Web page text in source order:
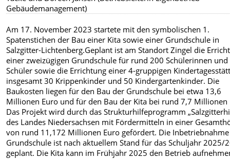
Gebäudemanagement)
Am 17. November 2023 startete mit den symbolischen 1.
Spatenstichen der Bau einer Kita sowie einer Grundschule in
Salzgitter-Lichtenberg.Geplant ist am Standort Zingel die
einer zweizügigen Grundschule für rund 200 Schülerinnen und
Schüler sowie die Errichtung einer 4-gruppigen
insgesamt 30 Krippenkinder und 50 Kindergartenkinder. Die
Baukosten liegen für den Bau der Grundschule bei etwa 13,6
Millionen Euro und für den Bau der Kita bei rund 7,7 Millionen
Das Projekt wird durch das Strukturhilfeprogramm
des Landes Niedersachsen mit Fördermitteln in einer
von rund 11,172 Millionen Euro gefördert. Die
Grundschule ist nach aktuellem Stand für das Schuljahr 2025/
geplant. Die Kita kann im Frühjahr 2025 den Betrieb